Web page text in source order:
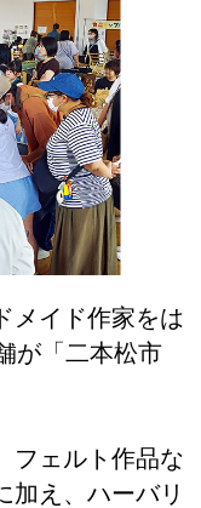
メイド作家をは
が「二本松市
フェルト作品な
加え、ハーバリ